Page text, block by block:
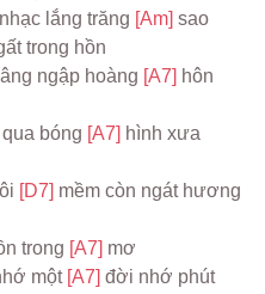
lắng trăng [Am] sao
trong hồn
ngập hoàng [A7] hôn
bóng [A7] hình xưa
[D7]
trong [A7] mơ
một [A7]
đời nhớ phút